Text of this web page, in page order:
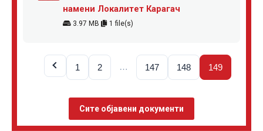
намени Локалитет Карагач
3.97 MB 1 file(s)
1 2 … 147 148 149
Сите објавени документи